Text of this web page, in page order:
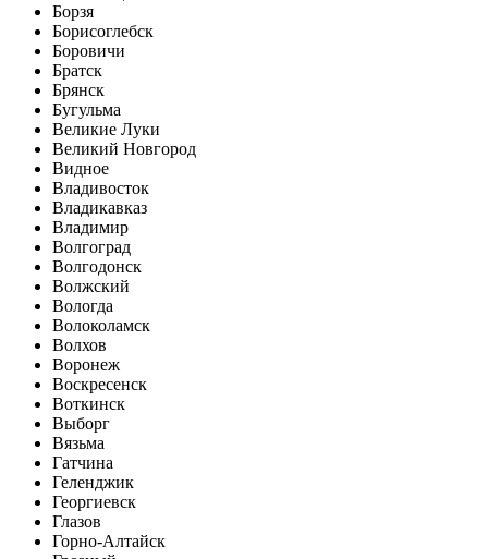
Борзя
Борисоглебск
Боровичи
Братск
Брянск
Бугульма
Великие Луки
Великий Новгород
Видное
Владивосток
Владикавказ
Владимир
Волгоград
Волгодонск
Волжский
Вологда
Волоколамск
Волхов
Воронеж
Воскресенск
Воткинск
Выборг
Вязьма
Гатчина
Геленджик
Георгиевск
Глазов
Горно-Алтайск